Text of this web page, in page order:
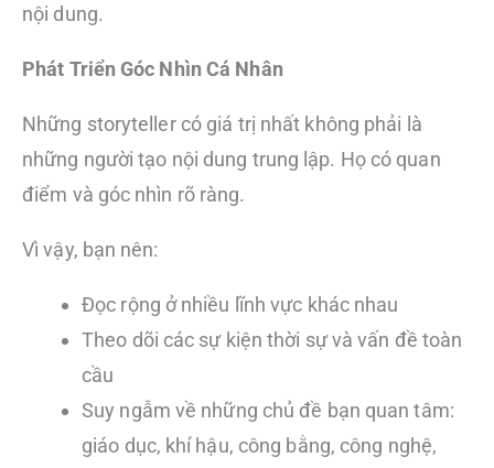
nội dung.
Phát Triển Góc Nhìn Cá Nhân
Những storyteller có giá trị nhất không phải là
những người tạo nội dung trung lập. Họ có quan
điểm và góc nhìn rõ ràng.
Vì vậy, bạn nên:
Đọc rộng ở nhiều lĩnh vực khác nhau
Theo dõi các sự kiện thời sự và vấn đề toàn
cầu
Suy ngẫm về những chủ đề bạn quan tâm:
giáo dục, khí hậu, công bằng, công nghệ,